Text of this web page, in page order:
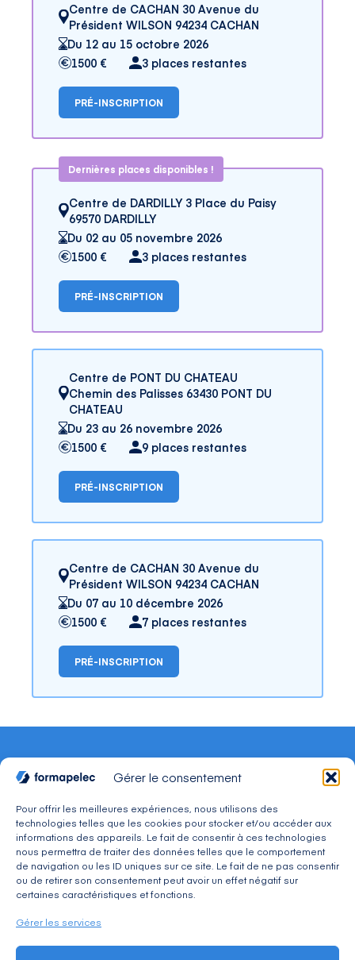
Gérer le consentement
Pour offrir les meilleures expériences, nous utilisons des
technologies telles que les cookies pour stocker et/ou accéder aux
informations des appareils. Le fait de consentir à ces technologies
nous permettra de traiter des données telles que le comportement
de navigation ou les ID uniques sur ce site. Le fait de ne pas consentir
ou de retirer son consentement peut avoir un effet négatif sur
certaines caractéristiques et fonctions.
Gérer les services
Centre de CACHAN 30 Avenue du
Président WILSON 94234 CACHAN
Du 12 au 15 octobre 2026
1500 €
3 places restantes
PRÉ-INSCRIPTION
Dernières places disponibles !
Centre de DARDILLY 3 Place du Paisy
69570 DARDILLY
Du 02 au 05 novembre 2026
1500 €
3 places restantes
PRÉ-INSCRIPTION
Centre de PONT DU CHATEAU
Chemin des Palisses 63430 PONT DU
CHATEAU
Du 23 au 26 novembre 2026
1500 €
9 places restantes
PRÉ-INSCRIPTION
Centre de CACHAN 30 Avenue du
Président WILSON 94234 CACHAN
Du 07 au 10 décembre 2026
1500 €
7 places restantes
PRÉ-INSCRIPTION
CONTACT
Adresse : 30, avenue du Président Wilson 94234
CACHAN Cedex
Téléphone : 01 49 08 03 03
Mail : commercial@formapelec.fr
ESPACE TÉLÉCHARGEMENT